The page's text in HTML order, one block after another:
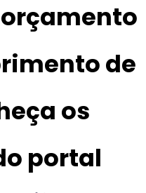
de
os
portal